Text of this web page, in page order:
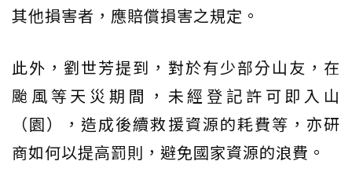
其他損害者，應賠償損害之規定。
此外，劉世芳提到，對於有少部分山友，在
颱風等天災期間，未經登記許可即入山
（園），造成後續救援資源的耗費等，亦研
商如何以提高罰則，避免國家資源的浪費。